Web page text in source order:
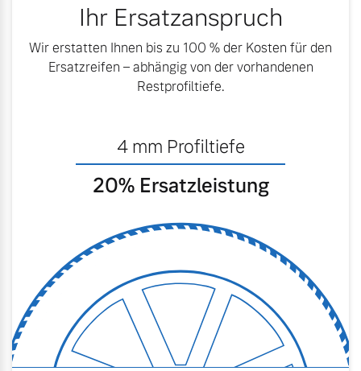
Ihr Ersatzanspruch
Wir erstatten Ihnen bis zu 100 % der Kosten für den
Ersatzreifen – abhängig von der vorhandenen
Restprofiltiefe.
4mm Profiltiefe
20% Ersatzleistung